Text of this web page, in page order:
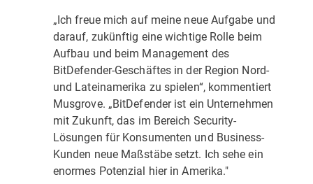
„Ich freue mich auf meine neue Aufgabe und
darauf, zukünftig eine wichtige Rolle beim
Aufbau und beim Management des
BitDefender-Geschäftes in der Region Nord-
und Lateinamerika zu spielen“, kommentiert
Musgrove. „BitDefender ist ein Unternehmen
mit Zukunft, das im Bereich Security-
Lösungen für Konsumenten und Business-
Kunden neue Maßstäbe setzt. Ich sehe ein
enormes Potenzial hier in Amerika."